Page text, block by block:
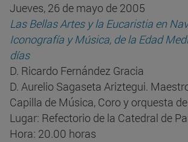
Jueves, 26 de mayo de 2005
Las Bellas Artes y la Eucaristia en
Iconografía y Música, de la Edad
días
D. Ricardo Fernández Gracia
D. Aurelio Sagaseta Ariztegui.
Capilla de Música, Coro y orquesta
Lugar: Refectorio de la Catedral de
Hora: 20.00 horas